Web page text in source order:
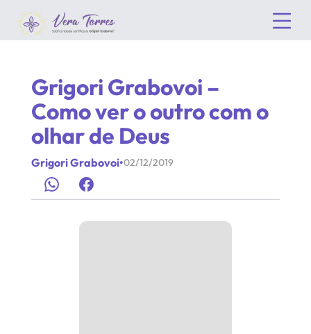
Grigori Grabovoi –
Como ver o outro com o
olhar de Deus
Grigori Grabovoi•02/12/2019